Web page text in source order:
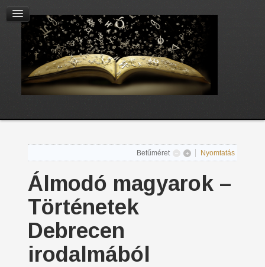
Betűméret Nyomtatás
Álmodó magyarok –
Történetek
Debrecen
irodalmából